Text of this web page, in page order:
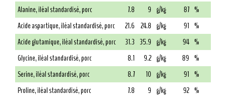
Alanine, iléal standardisé, porc
7.8 9 g/kg 87 %
Acide aspartique, iléal standardisé, porc
21.6 24.8 g/kg 91 %
Acide glutamique, iléal standardisé, porc
31.3 35.9 g/kg 94 %
Glycine, iléal standardisé, porc
8.1 9.2 g/kg 89 %
Serine, iléal standardisé, porc
8.7 10 g/kg 91 %
Proline, iléal standardisé, porc
7.8 9 g/kg 92 %